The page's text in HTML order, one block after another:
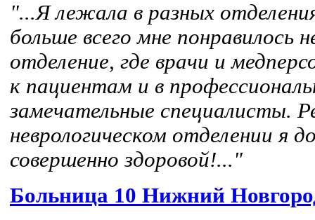
"...Я лежала в разных
больше всего мне понравилось
отделение, где врачи и
к пациентам и в
замечательные специалисты.
неврологическом отделении я
совершенно здоровой!..."
Больница 10 Нижний